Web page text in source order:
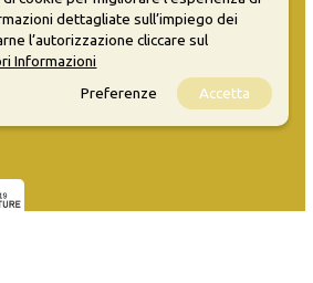
dettagliate sull’impiego dei
l’autorizzazione cliccare sul
Informazioni
Preferenze
Accetta